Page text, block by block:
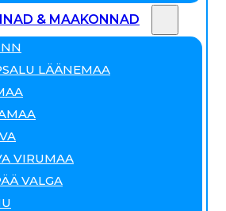
& MAAKONNAD
LÄÄNEMAA
VIRUMAA
VALGA